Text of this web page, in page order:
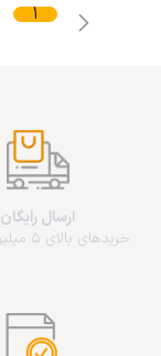
1
ارسال رایگان
خریدهای بالای 5 میلیون تومان